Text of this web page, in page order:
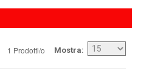
1 Prodotti/o Mostra